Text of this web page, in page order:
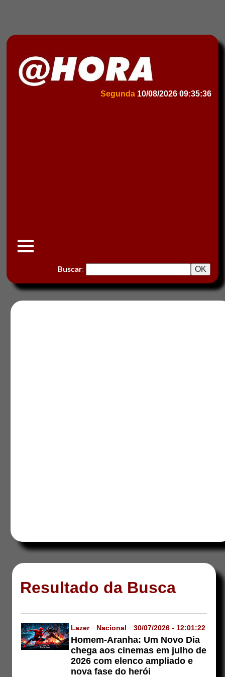
Segunda 10/08/2026 09:35:36
Buscar:
Resultado da Busca
Lazer- Nacional -30/07/2026 - 12:01:22
Homem-Aranha: Um Novo Dia
chega aos cinemas em julho de
2026 com elenco ampliado e
nova fase do herói